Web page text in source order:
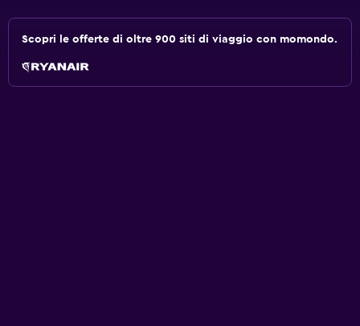
Scopri le offerte di oltre 900 siti di viaggio con momondo.